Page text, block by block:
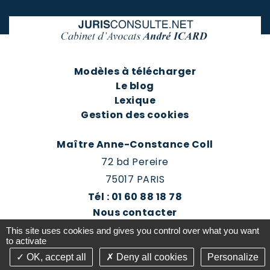
Modèles à télécharger
Le blog
Lexique
Gestion des cookies
Maître Anne-Constance Coll
72 bd Pereire
75017 PARIS
Tél : 01 60 88 18 78
Nous contacter
Prendre rendez-vous
This site uses cookies and gives you control over what you want
to activate
OK, accept all
Deny all cookies Personalize